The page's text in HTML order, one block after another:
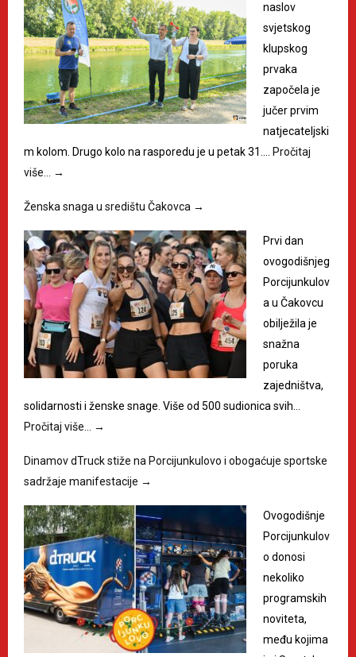
naslov
svjetskog
klupskog
prvaka
započela je
jučer prvim
natjecateljski
m kolom. Drugo kolo na rasporedu je u petak 31.… Pročitaj
više… →
Ženska snaga u središtu Čakovca →
Prvi dan
ovogodišnjeg
Porcijunkulov
a u Čakovcu
obilježila je
snažna
poruka
zajedništva,
solidarnosti i ženske snage. Više od 500 sudionica svih…
Pročitaj više… →
Dinamov dTruck stiže na Porcijunkulovo i obogaćuje sportske
sadržaje manifestacije →
Ovogodišnje
Porcijunkulov
o donosi
nekoliko
programskih
noviteta,
među kojima